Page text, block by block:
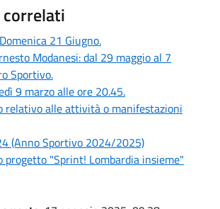
21 Giugno.
Modanesi: dal 29 maggio al 7
Sportivo.
9 marzo alle ore 20.45.
relativo alle attività o manifestazioni
(Anno Sportivo 2024/2025)
progetto "Sprint! Lombardia insieme"